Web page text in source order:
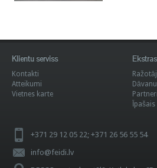
Klientu serviss
Kontakti
Atteikumi
Vietnes karte
Ekstras
Partneri
+371 29 12 05 22; +371 26 56 55 54
info@feidi.lv